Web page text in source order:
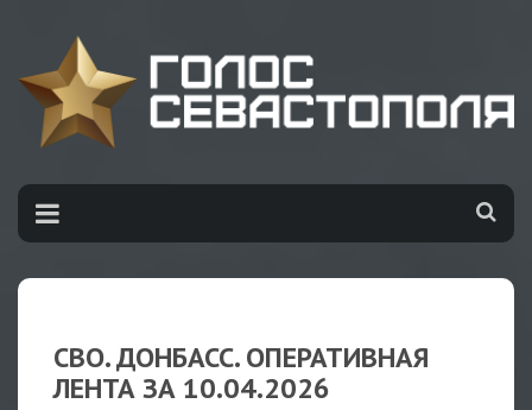
СВО. ДОНБАСС. ОПЕРАТИВНАЯ
ЛЕНТА ЗА 10.04.2026